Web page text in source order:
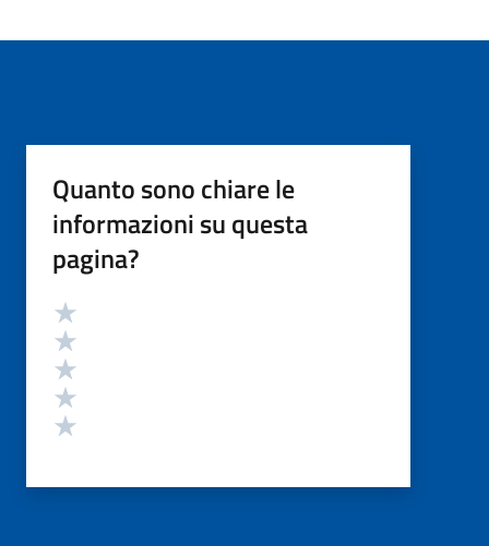
Quanto sono chiare le
informazioni su questa
pagina?
Valutazione